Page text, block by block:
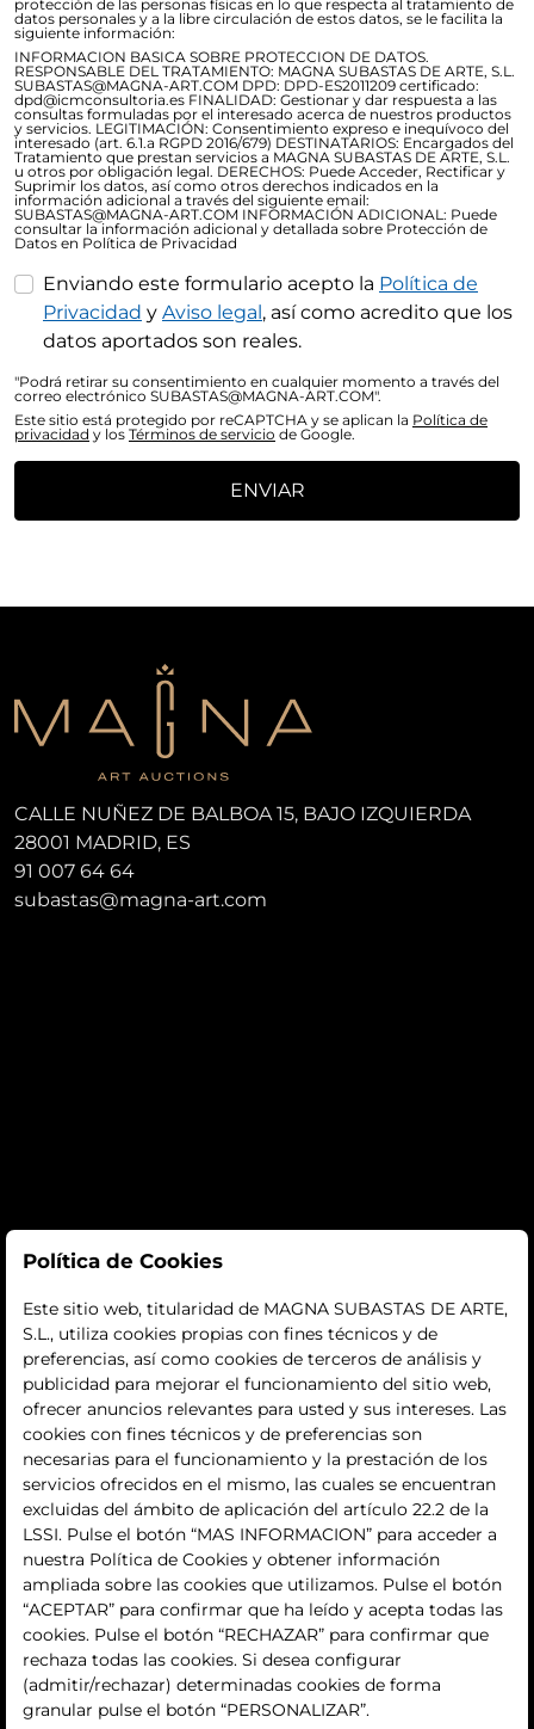
protección de las personas físicas en lo que respecta al tratamiento de
datos personales y a la libre circulación de estos datos, se le facilita la
siguiente información:
INFORMACION BASICA SOBRE PROTECCION DE DATOS.
RESPONSABLE DEL TRATAMIENTO: MAGNA SUBASTAS DE ARTE, S.L.
SUBASTAS@MAGNA-ART.COM DPD: DPD-ES2011209 certificado:
dpd@icmconsultoria.es FINALIDAD: Gestionar y dar respuesta a las
consultas formuladas por el interesado acerca de nuestros productos
y servicios. LEGITIMACIÓN: Consentimiento expreso e inequívoco del
interesado (art. 6.1.a RGPD 2016/679) DESTINATARIOS: Encargados del
Tratamiento que prestan servicios a MAGNA SUBASTAS DE ARTE, S.L.
u otros por obligación legal. DERECHOS: Puede Acceder, Rectificar y
Suprimir los datos, así como otros derechos indicados en la
información adicional a través del siguiente email:
SUBASTAS@MAGNA-ART.COM INFORMACIÓN ADICIONAL: Puede
consultar la información adicional y detallada sobre Protección de
Datos en Política de Privacidad
Enviando este formulario acepto la Política de
Privacidad y Aviso legal, así como acredito que los
datos aportados son reales.
"Podrá retirar su consentimiento en cualquier momento a través del
correo electrónico SUBASTAS@MAGNA-ART.COM".
Este sitio está protegido por reCAPTCHA y se aplican la Política de
privacidad y los Términos de servicio de Google.
ENVIAR
CALLE NUÑEZ DE BALBOA 15, BAJO IZQUIERDA
28001 MADRID, ES
91 007 64 64
subastas@magna-art.com
Subastas
subastas
histórico
La empresa
quiénes somos
contacto
Términos y condiciones
condiciones generales de contratación
política de privacidad
aviso legal
Política de Cookies
Este sitio web, titularidad de MAGNA SUBASTAS DE ARTE,
S.L., utiliza cookies propias con fines técnicos y de
preferencias, así como cookies de terceros de análisis y
publicidad para mejorar el funcionamiento del sitio web,
ofrecer anuncios relevantes para usted y sus intereses. Las
cookies con fines técnicos y de preferencias son
necesarias para el funcionamiento y la prestación de los
servicios ofrecidos en el mismo, las cuales se encuentran
excluidas del ámbito de aplicación del artículo 22.2 de la
LSSI. Pulse el botón “MAS INFORMACION” para acceder a
nuestra Política de Cookies y obtener información
ampliada sobre las cookies que utilizamos. Pulse el botón
“ACEPTAR” para confirmar que ha leído y acepta todas las
cookies. Pulse el botón “RECHAZAR” para confirmar que
rechaza todas las cookies. Si desea configurar
(admitir/rechazar) determinadas cookies de forma
granular pulse el botón “PERSONALIZAR”.